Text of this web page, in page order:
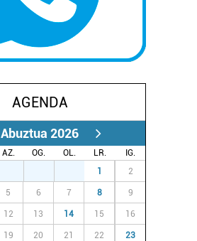
AGENDA
Abuztua 2026
AZ. OG. OL. LR.
IG.
1 2
5 6 7 8 9
12 13 14 15 16
19 20 21 22 23